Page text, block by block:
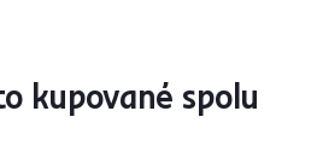
kupované spolu